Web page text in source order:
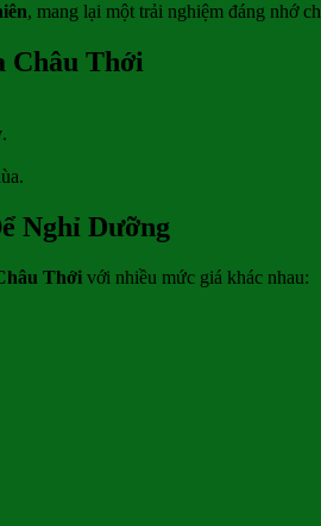
, mang lại một trải nghiệm đáng nhớ
Châu Thới
.
Nghỉ Dưỡng
Thới với nhiều mức giá khác nhau: